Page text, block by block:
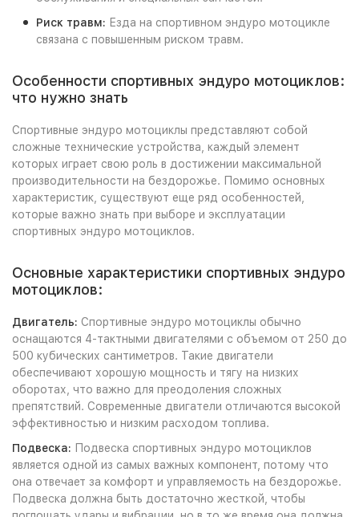
Риск травм: Езда на спортивном эндуро мотоцикле
связана с повышенным риском травм.
Особенности спортивных эндуро мотоциклов:
что нужно знать
Спортивные эндуро мотоциклы представляют собой
сложные технические устройства, каждый элемент
которых играет свою роль в достижении максимальной
производительности на бездорожье. Помимо основных
характеристик, существуют еще ряд особенностей,
которые важно знать при выборе и эксплуатации
спортивных эндуро мотоциклов.
Основные характеристики спортивных эндуро
мотоциклов:
Двигатель: Спортивные эндуро мотоциклы обычно
оснащаются 4-тактными двигателями с объемом от 250 до
500 кубических сантиметров. Такие двигатели
обеспечивают хорошую мощность и тягу на низких
оборотах, что важно для преодоления сложных
препятствий. Современные двигатели отличаются высокой
эффективностью и низким расходом топлива.
Подвеска: Подвеска спортивных эндуро мотоциклов
является одной из самых важных компонент, потому что
она отвечает за комфорт и управляемость на бездорожье.
Подвеска должна быть достаточно жесткой, чтобы